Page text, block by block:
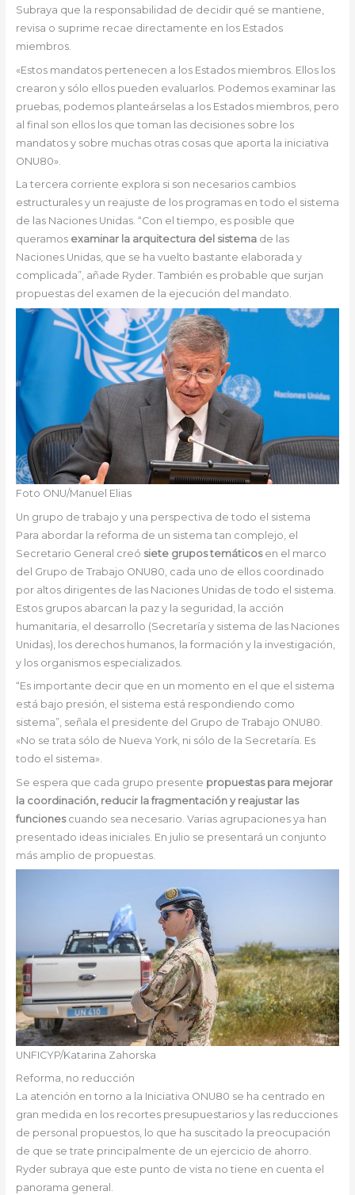
Subraya que la responsabilidad de decidir qué se mantiene,
revisa o suprime recae directamente en los Estados
miembros.
«Estos mandatos pertenecen a los Estados miembros. Ellos los
crearon y sólo ellos pueden evaluarlos. Podemos examinar las
pruebas, podemos planteárselas a los Estados miembros, pero
al final son ellos los que toman las decisiones sobre los
mandatos y sobre muchas otras cosas que aporta la iniciativa
ONU80».
La tercera corriente explora si son necesarios cambios
estructurales y un reajuste de los programas en todo el sistema
de las Naciones Unidas. “Con el tiempo, es posible que
queramos examinar la arquitectura del sistema de las
Naciones Unidas, que se ha vuelto bastante elaborada y
complicada”, añade Ryder. También es probable que surjan
propuestas del examen de la ejecución del mandato.
Foto ONU/Manuel Elias
Un grupo de trabajo y una perspectiva de todo el sistema
Para abordar la reforma de un sistema tan complejo, el
Secretario General creó siete grupos temáticosen el marco
del Grupo de Trabajo ONU80, cada uno de ellos coordinado
por altos dirigentes de las Naciones Unidas de todo el sistema.
Estos grupos abarcan la paz y la seguridad, la acción
humanitaria, el desarrollo (Secretaría y sistema de las Naciones
Unidas), los derechos humanos, la formación y la investigación,
y los organismos especializados.
“Es importante decir que en un momento en el que el sistema
está bajo presión, el sistema está respondiendo como
sistema”, señala el presidente del Grupo de Trabajo ONU80.
«No se trata sólo de Nueva York, ni sólo de la Secretaría. Es
todo el sistema».
Se espera que cada grupo presente propuestas para mejorar
la coordinación, reducir la fragmentación y reajustar las
funcionescuando sea necesario. Varias agrupaciones ya han
presentado ideas iniciales. En julio se presentará un conjunto
más amplio de propuestas.
UNFICYP/Katarina Zahorska
Reforma, no reducción
La atención en torno a la Iniciativa ONU80 se ha centrado en
gran medida en los recortes presupuestarios y las reducciones
de personal propuestos, lo que ha suscitado la preocupación
de que se trate principalmente de un ejercicio de ahorro.
Ryder subraya que este punto de vista no tiene en cuenta el
panorama general.